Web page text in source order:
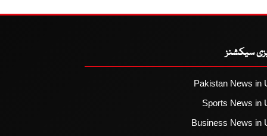
سیکشنز
Pakistan News in
Sports News in
Business News in